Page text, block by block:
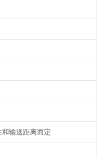
输送距离而定